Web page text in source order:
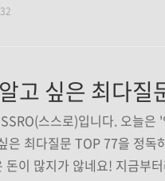
거 같습니다. 어떻게 시작해
고 싶은 최다질
스스로)입니다. 오늘은
은 최다질문 TOP 77을 정독
돈이 많지가 않네요! 지금부